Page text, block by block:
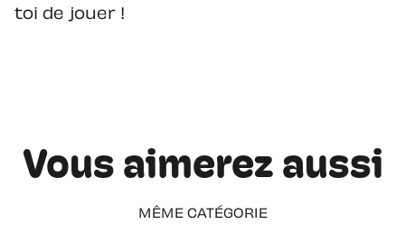
toi de jouer !
Vous aimerez aussi
MÊME CATÉGORIE